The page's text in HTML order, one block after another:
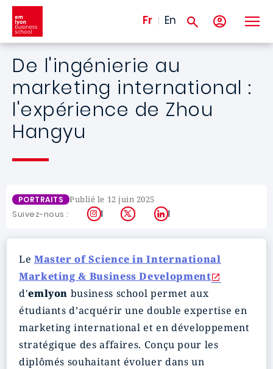
Aller au contenu principal
Fr En
De l'ingénierie au
marketing international :
l'expérience de Zhou
Hangyu
PORTRAITS Publié le 12 juin 2025
Suivez-nous : Instagram
X LinkedIn
Le Master of Science in International
Marketing & Business Development
d'emlyon business school permet aux
étudiants d’acquérir une double expertise en
marketing international et en développement
stratégique des affaires. Conçu pour les
diplômés souhaitant évoluer dans un